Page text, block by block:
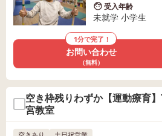
受入年齢
未就学 小学生
1分で完了！
お問い合わせ
（無料）
空き枠残りわずか【運動療育
宮教室